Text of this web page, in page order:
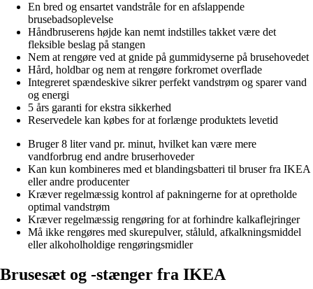
En bred og ensartet vandstråle for en afslappende
brusebadsoplevelse
Håndbruserens højde kan nemt indstilles takket være det
fleksible beslag på stangen
Nem at rengøre ved at gnide på gummidyserne på brusehovedet
Hård, holdbar og nem at rengøre forkromet overflade
Integreret spændeskive sikrer perfekt vandstrøm og sparer vand
og energi
5 års garanti for ekstra sikkerhed
Reservedele kan købes for at forlænge produktets levetid
Bruger 8 liter vand pr. minut, hvilket kan være mere
vandforbrug end andre bruserhoveder
Kan kun kombineres med et blandingsbatteri til bruser fra IKEA
eller andre producenter
Kræver regelmæssig kontrol af pakningerne for at opretholde
optimal vandstrøm
Kræver regelmæssig rengøring for at forhindre kalkaflejringer
Må ikke rengøres med skurepulver, ståluld, afkalkningsmiddel
eller alkoholholdige rengøringsmidler
Brusesæt og -stænger fra IKEA